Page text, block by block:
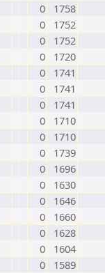
0
1758
0
1752
0
1752
0
1720
0
1741
0
1741
0
1741
0
1710
0
1710
0
1739
0
1696
0
1630
0
1646
0
1660
0
1628
0
1604
0
1589